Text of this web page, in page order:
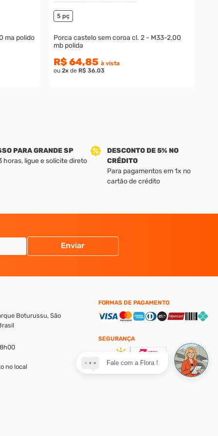
ma polido
5 pç
Porca castelo sem coroa cl. 2 - M33-2,00
mb polida
R$ 64,85 à vista
ou 2xde R$ 36,03
PARA GRANDE SP
horas, ligue e solicite direto
DESCONTO DE 5% NO
CRÉDITO
Para pagamentos em 1x no
cartão de crédito
Enviar
Boturussu, São
no local
FORMAS DE PAGAMENTO
SEGURANÇA
Fale com a Flora !